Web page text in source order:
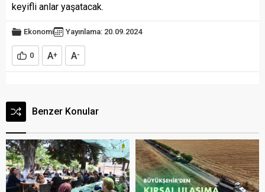
keyifli anlar yaşatacak.
Ekonomi Yayınlama: 20.09.2024
0 A+ A-
Benzer Konular